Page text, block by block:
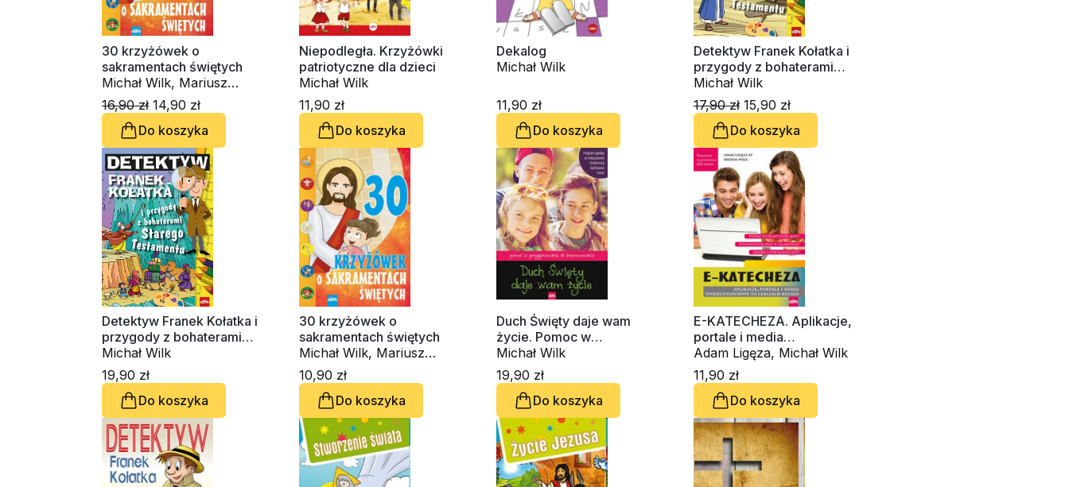
30 krzyżówek o
sakramentach świętych
Michał Wilk, Mariusz
Dziedziniewicz
16,90 zł 14,90 zł
Do koszyka
Niepodległa. Krzyżówki
patriotyczne dla dzieci
Michał Wilk
11,90 zł
Do koszyka
Dekalog
Michał Wilk
11,90 zł
Do koszyka
Detektyw Franek Kołatka i
przygody z bohaterami
Nowego Testamentu
Michał Wilk
17,90 zł 15,90 zł
Do koszyka
Detektyw Franek Kołatka i
przygody z bohaterami
Starego Testamentu
Michał Wilk
19,90 zł
Do koszyka
30 krzyżówek o
sakramentach świętych
Michał Wilk, Mariusz
Dziedziniewicz
10,90 zł
Do koszyka
Duch Święty daje wam
życie. Pomoc w
przygotowaniu do
bierzmowania
Michał Wilk
19,90 zł
Do koszyka
E-KATECHEZA. Aplikacje,
portale i media
społecznościowe na
lekcjach religii
Adam Ligęza, Michał Wilk
11,90 zł
Do koszyka